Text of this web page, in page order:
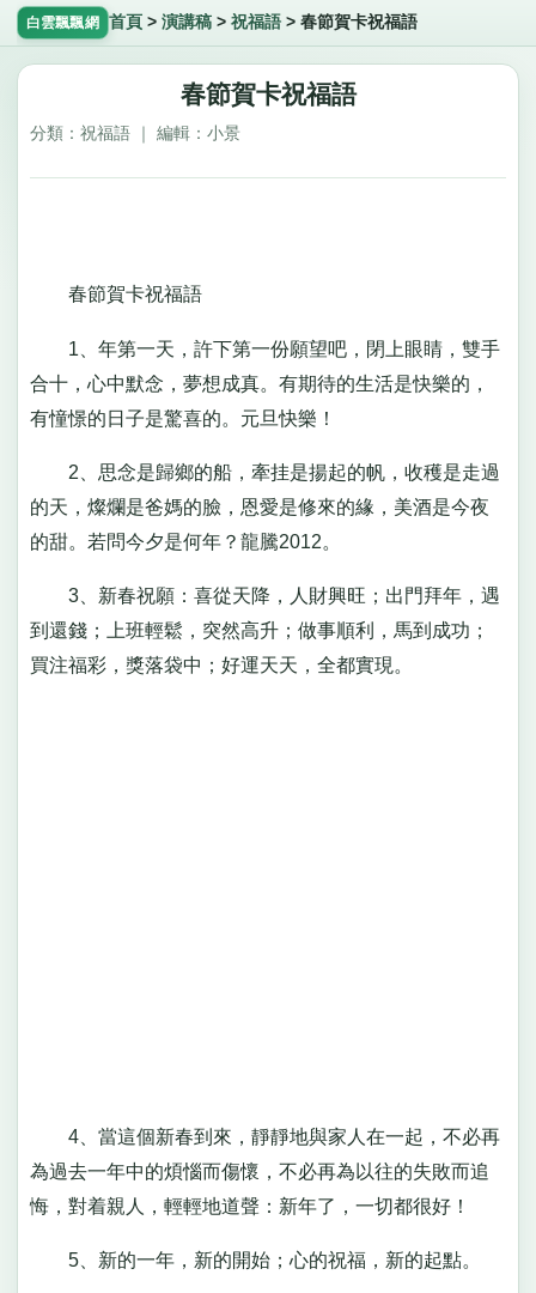
白雲飄飄網 首頁 > 演講稿> 祝福語> 春節賀卡祝福語
春節賀卡祝福語
分類：祝福語 ｜ 編輯：小景
春節賀卡祝福語
1、年第一天，許下第一份願望吧，閉上眼睛，雙手
合十，心中默念，夢想成真。有期待的生活是快樂的，
有憧憬的日子是驚喜的。元旦快樂！
2、思念是歸鄉的船，牽挂是揚起的帆，收穫是走過
的天，燦爛是爸媽的臉，恩愛是修來的緣，美酒是今夜
的甜。若問今夕是何年？龍騰2012。
3、新春祝願：喜從天降，人財興旺；出門拜年，遇
到還錢；上班輕鬆，突然高升；做事順利，馬到成功；
買注福彩，獎落袋中；好運天天，全都實現。
4、當這個新春到來，靜靜地與家人在一起，不必再
為過去一年中的煩惱而傷懷，不必再為以往的失敗而追
悔，對着親人，輕輕地道聲：新年了，一切都很好！
5、新的一年，新的開始；心的祝福，新的起點。